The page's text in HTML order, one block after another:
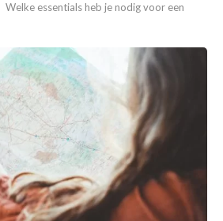
Welke essentials heb je nodig voor een